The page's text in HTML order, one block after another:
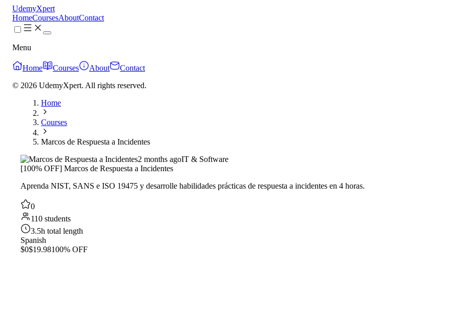
UdemyXpert
HomeCoursesAboutContact
Menu
Home Courses About
Contact
© 2026 UdemyXpert. All rights reserved.
Home
Courses
Marcos de Respuesta a Incidentes
2 months agoIT & Software
[100% OFF] Marcos de Respuesta a Incidentes
Aprenda NIST, SANS e ISO 19475 y desarrolle habilidades prácticas de respuesta a incidentes en 4 horas.
0
110 students
3.5h total length
Spanish
$0$19.98100% OFF